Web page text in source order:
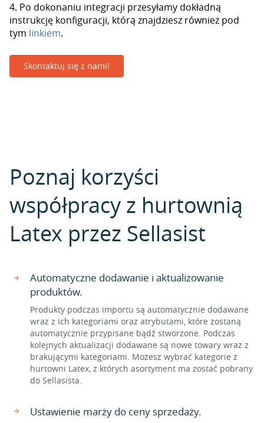
4. Po dokonaniu integracji przesyłamy dokładną
instrukcję konfiguracji, którą znajdziesz również pod
tym linkiem.
Skontaktuj się z nami!
Poznaj korzyści
współpracy z hurtownią
Latex przez Sellasist
Automatyczne dodawanie i aktualizowanie
produktów.
Produkty podczas importu są automatycznie dodawane
wraz z ich kategoriami oraz atrybutami, które zostaną
automatycznie przypisane bądź stworzone. Podczas
kolejnych aktualizacji dodawane są nowe towary wraz z
brakującymi kategoriami. Możesz wybrać kategorie z
hurtowni Latex, z których asortyment ma zostać pobrany
do Sellasista.
Ustawienie marży do ceny sprzedaży.